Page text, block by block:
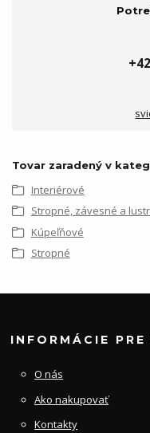
Tovar zaradený v
Interiérové
Stropné, závesné a
Kúpeľňové
Stropné
INFORMÁCIE
O nás
Ako nakupovať
Kontakty